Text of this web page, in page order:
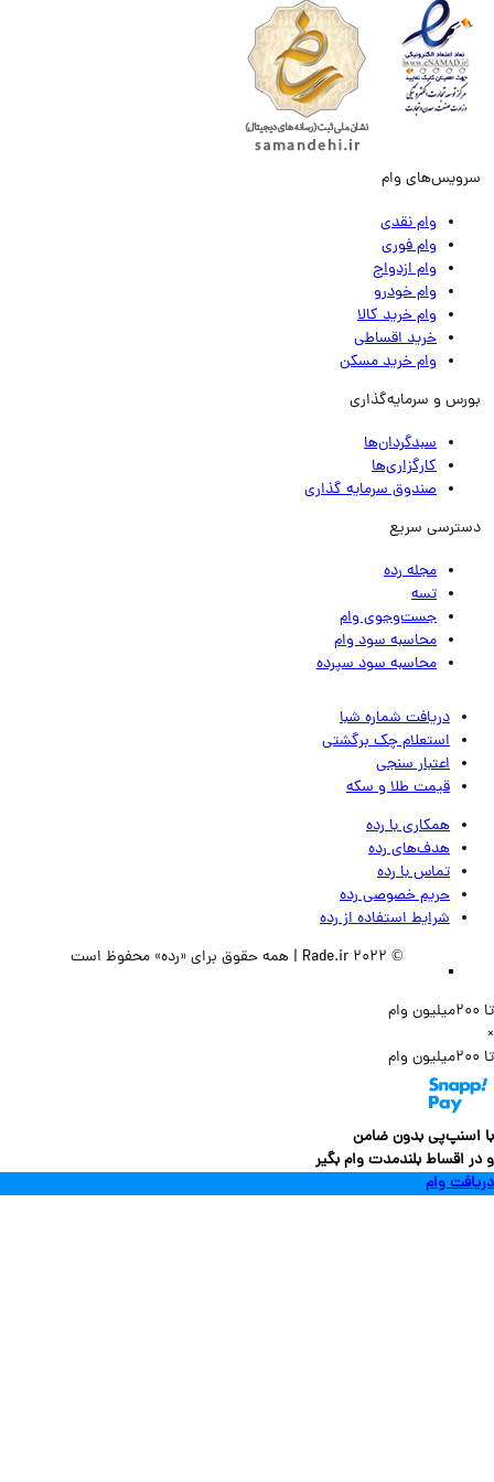
وام
وام نقدی
وام فوری
وام ازدواج
وام خودرو
وام خرید کالا
خرید اقساطی
وام خرید مسکن
و سرمایه‌گذاری
سبدگردان‌ها
کارگزاری‌ها
صندوق سرمایه گذاری
سریع
مجله رده
تسه
جست‌وجوی وام
محاسبه سود وام
محاسبه سود سپرده
دریافت شماره شبا
استعلام چک برگشتی
اعتبار سنجی
قیمت طلا و سکه
همکاری با رده
هدف‌های رده
تماس‌ با‌ رده
حریم خصوصی رده
شرایط استفاده از رده
بدون ضامن
بلندمدت وام بگیر
وام